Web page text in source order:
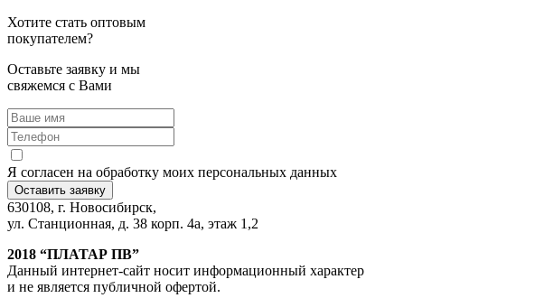
Хотите стать оптовым
покупателем?
Оставьте заявку и мы
свяжемся с Вами
Я согласен на обработку моих персональных данных
Оставить заявку
630108, г. Новосибирск,
ул. Станционная, д. 38 корп. 4а, этаж 1,2
2018 “ПЛАТАР ПВ”
Данный интернет-сайт носит информационный характер
и не является публичной офертой.